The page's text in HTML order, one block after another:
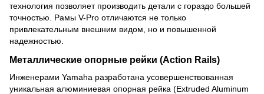
технология позволяет производить детали с гораздо большей
точностью. Рамы V-Pro отличаются не только
привлекательным внешним видом, но и повышенной
надежностью.
Металлические опорные рейки (Action Rails)
Инженерами Yamaha разработана усовершенствованная
уникальная алюминиевая опорная рейка (Extruded Aluminum